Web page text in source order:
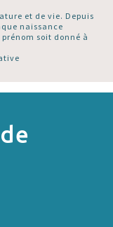
et de vie. Depuis
naissance
soit donné à